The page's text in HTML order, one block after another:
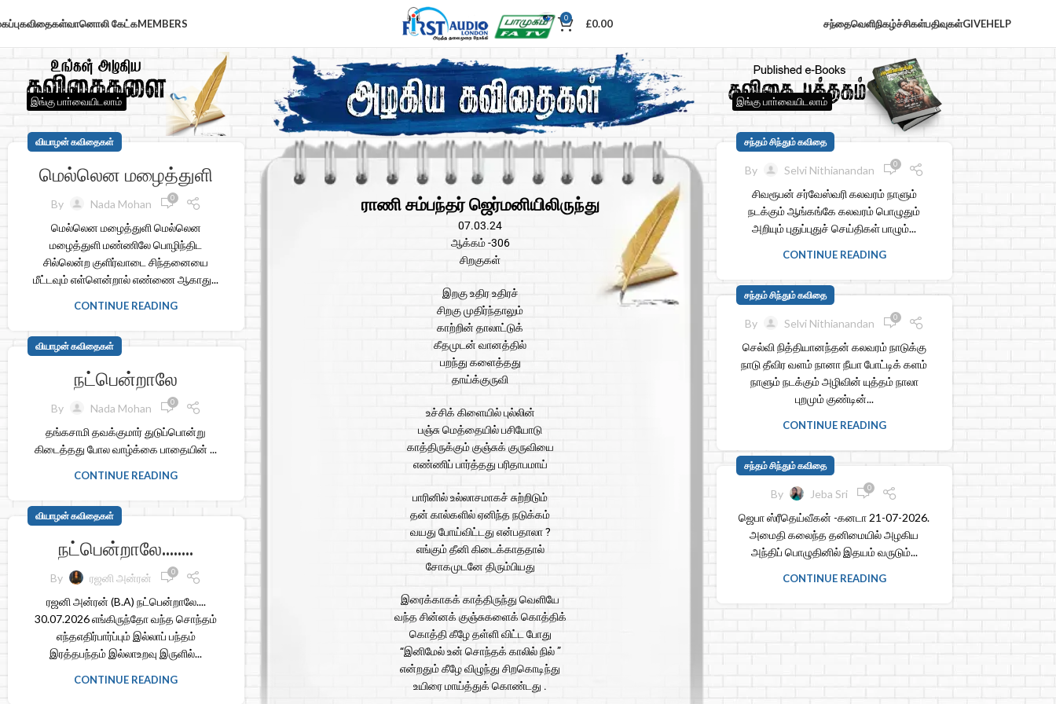
கவிதைகள்வானொலி கேட்கMEMBERS 0 £0.00 சந்தைவெளிநிகழ்ச்சிகள்பதிவுகள்GIVEHELP
இங்கு பாா்வையிடலாம் இங்கு பாா்வையிடலாம்
வியாழன் கவிதைகள்
மெல்லென மழைத்துளி
By Nada Mohan 0
மெல்லென மழைத்துளி மெல்லென
மழைத்துளி மண்ணிலே பொழிந்திட
சில்லென்ற குளிர்வாடை சிந்தனையை
மீட்டவும் எள்ளென்றால் எண்ணை ஆகாது...
CONTINUE READING
வியாழன் கவிதைகள்
நட்பென்றாலே
By Nada Mohan 0
தங்கசாமி தவக்குமார் துடுப்பொன்று
கிடைத்தது போல வாழ்க்கை பாதையின் ...
CONTINUE READING
வியாழன் கவிதைகள்
நட்பென்றாலே……..
By ரஜனி அன்ரன் 0
ரஜனி அன்ரன் (B.A) நட்பென்றாலே....
30.07.2026 எங்கிருந்தோ வந்த சொந்தம்
எந்தஎதிர்பார்ப்பும் இல்லாப் பந்தம்
இரத்தபந்தம் இல்லாஉறவு இருளில்...
CONTINUE READING
ராணி சம்பந்தர் ஜெர்மனியிலிருந்து
07.03.24
ஆக்கம் -306
சிறகுகள்
இறகு உதிர உதிரச்
சிறகு முதிர்ந்தாலும்
காற்றின் தாலாட்டுக்
கீதமுடன் வானத்தில்
பறந்து களைத்தது
தாய்க்குருவி
உச்சிக் கிளையில் புல்லின்
பஞ்சு மெத்தையில் பசியோடு
காத்திருக்கும் குஞ்சுக் குருவியை
எண்ணிப் பார்த்தது பரிதாபமாய்
பாரினில் உல்லாசமாகச் சுற்றிடும்
தன் கால்களில் ஏனிந்த நடுக்கம்
வயது போய்விட்டது என்பதாலா ?
எங்கும் தீனி கிடைக்காததால்
சோகமுடனே திரும்பியது
இரைக்காகக் காத்திருந்து வெளியே
வந்த சின்னக் குஞ்சுகளைக் கொத்திக்
கொத்தி கீழே தள்ளி விட்ட போது
“இனிமேல் உன் சொந்தக் காலில் நில் ”
என்றதும் கீழே விழுந்து சிறகொடிந்து
உயிரை மாய்த்துக் கொண்டது .
சந்தம் சிந்தும் கவிதை
By Selvi Nithianandan 0
சிவரூபன் சர்வேஸ்வரி கலவரம் நாளும்
நடக்கும் ஆங்கங்கே கலவரம் பொழுதும்
அறியும் புதுப்புதுச் செய்திகள் பாழும்...
CONTINUE READING
சந்தம் சிந்தும் கவிதை
By Selvi Nithianandan 0
செல்வி நித்தியானந்தன் கலவரம் நாடுக்கு
நாடு தீவிர வளம் நானா நீயா போட்டிக் களம்
நாளும் நடக்கும் அழிவின் யுத்தம் நாலா
புறமும் குண்டின்...
CONTINUE READING
சந்தம் சிந்தும் கவிதை
By Jeba Sri 0
ஜெபா ஸ்ரீதெய்வீகன் -கனடா 21-07-2026.
அமைதி கலைந்த தனிமையில் அழகிய
அந்திப் பொழுதினில் இதயம் வருடும்...
CONTINUE READING